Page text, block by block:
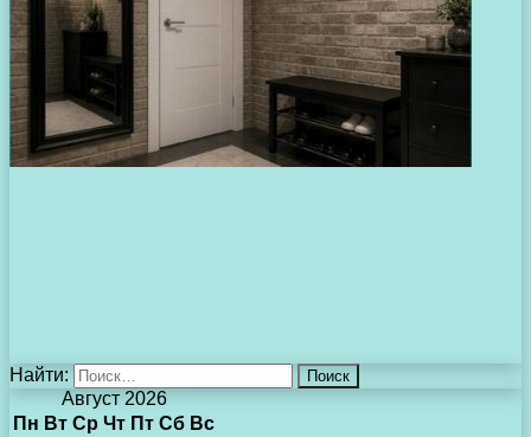
Найти:
Август 2026
Пн Вт Ср Чт Пт Сб Вс